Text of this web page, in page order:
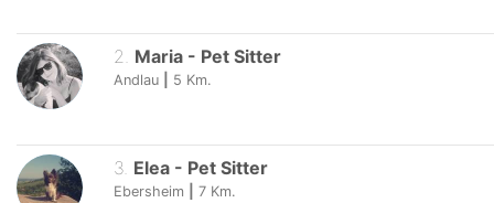
2. Maria - Pet Sitter
Andlau 5 Km.
3. Elea - Pet Sitter
Ebersheim 7 Km.